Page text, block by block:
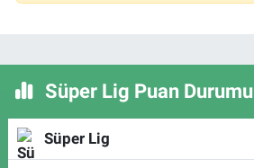
Süper Lig Puan Durumu
Süper Lig